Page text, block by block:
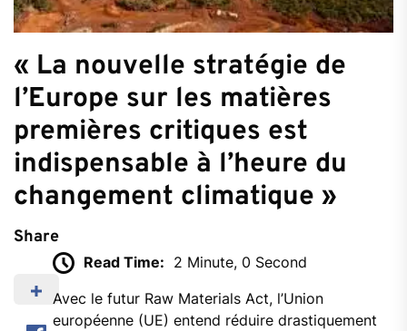
« La nouvelle stratégie de
l’Europe sur les matières
premières critiques est
indispensable à l’heure du
changement climatique »
Share
Read Time: 2 Minute, 0 Second
Avec le futur Raw Materials Act, l’Union
européenne (UE) entend réduire drastiquement